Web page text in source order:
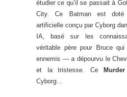
étudier ce qu’il se passait à
City. Ce Batman est doté
artificielle conçu par Cyborg
IA, basé sur les
véritable père pour Bruce
ennemis — a dépourvu le
et la tristesse. Ce
Cyborg…